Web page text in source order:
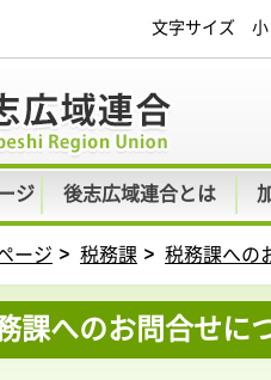
文字サイズ 小
ジ 後志広域連合とは
ージ 税務課 税務課への
課へのお問合せに